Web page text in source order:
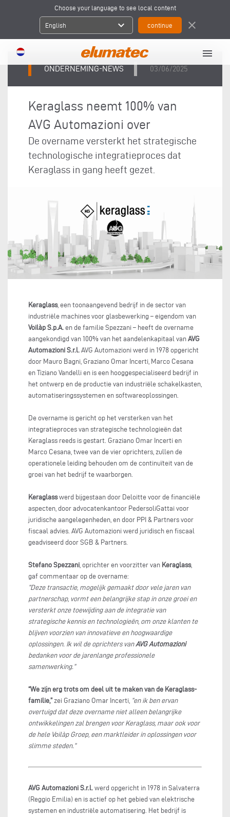
Choose your language to see local content
English expand_more close
menu
ONDERNEMING-NEWS 03/06/2025
Keraglass neemt 100% van
AVG Automazioni over
De overname versterkt het strategische
technologische integratieproces dat
Keraglass in gang heeft gezet.
Keraglass, een toonaangevend bedrijf in de sector van
industriële machines voor glasbewerking – eigendom van
Voilàp S.p.A. en de familie Spezzani – heeft de overname
aangekondigd van 100% van het aandelenkapitaal van AVG
Automazioni S.r.l. AVG Automazioni werd in 1978 opgericht
door Mauro Bagni, Graziano Omar Incerti, Marco Cesana
en Tiziano Vandelli en is een hooggespecialiseerd bedrijf in
het ontwerp en de productie van industriële schakelkasten,
automatiseringssystemen en softwareoplossingen.
De overname is gericht op het versterken van het
integratieproces van strategische technologieën dat
Keraglass reeds is gestart. Graziano Omar Incerti en
Marco Cesana, twee van de vier oprichters, zullen de
operationele leiding behouden om de continuïteit van de
groei van het bedrijf te waarborgen.
Keraglasswerd bijgestaan door Deloitte voor de financiële
aspecten, door advocatenkantoor PedersoliGattai voor
juridische aangelegenheden, en door PPI & Partners voor
fiscaal advies. AVG Automazioni werd juridisch en fiscaal
geadviseerd door SGB & Partners.
Stefano Spezzani , oprichter en voorzitter van Keraglass,
gaf commentaar op de overname:
“Deze transactie, mogelijk gemaakt door vele jaren van
partnerschap, vormt een belangrijke stap in onze groei en
versterkt onze toewijding aan de integratie van
strategische kennis en technologieën, om onze klanten te
blijven voorzien van innovatieve en hoogwaardige
oplossingen. Ik wil de oprichters vanAVG Automazioni
bedanken voor de jarenlange professionele
samenwerking.”
“We zijn erg trots om deel uit te maken van de Keraglass-
familie,”zei Graziano Omar Incerti, “en ik ben ervan
overtuigd dat deze overname niet alleen belangrijke
ontwikkelingen zal brengen voor Keraglass, maar ook voor
de hele Voilàp Groep, een marktleider in oplossingen voor
slimme steden.”
AVG Automazioni S.r.l. werd opgericht in 1978 in Salvaterra
(Reggio Emilia) en is actief op het gebied van elektrische
systemen en industriële automatisering. Het bedrijf is